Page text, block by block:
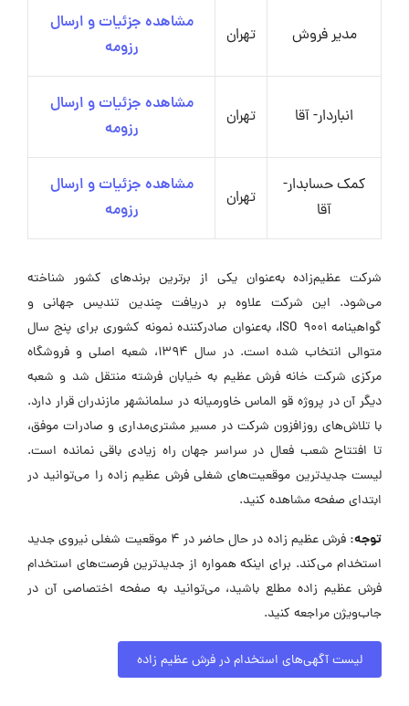
مدیر فروش تهران
مشاهده جزئیات و ارسال
رزومه
انباردار- آقا تهران
مشاهده جزئیات و ارسال
رزومه
کمک حسابدار-
آقا
تهران
مشاهده جزئیات و ارسال
رزومه
شرکت عظیم‌زاده به‌عنوان یکی از برترین برندهای کشور شناخته
می‌شود. این شرکت علاوه بر دریافت چندین تندیس جهانی و
گواهینامه ISO 9001، به‌عنوان صادرکننده نمونه کشوری برای پنج سال
متوالی انتخاب شده است. در سال 1394، شعبه اصلی و فروشگاه
مرکزی شرکت خانه فرش عظیم به خیابان فرشته منتقل شد و شعبه
دیگر آن در پروژه قو الماس خاورمیانه در سلمانشهر مازندران قرار دارد.
با تلاش‌های روزافزون شرکت در مسیر مشتری‌مداری و صادرات موفق،
تا افتتاح شعب فعال در سراسر جهان راه زیادی باقی نمانده است.
لیست جدیدترین موقعیت‌های شغلی فرش عظیم زاده را می‌توانید در
ابتدای صفحه مشاهده کنید.
توجه:
فرش عظیم زاده در حال حاضر در ۴ موقعیت شغلی نیروی جدید
استخدام می‌کند. برای اینکه همواره از جدیدترین فرصت‌های استخدام
فرش عظیم زاده مطلع باشید، می‌توانید به صفحه اختصاصی آن در
جاب‌ویژن مراجعه کنید.
لیست آگهی‌های استخدام در فرش عظیم زاده